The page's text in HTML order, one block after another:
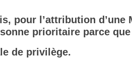
pour l’attribution d’une
prioritaire parce
de privilège.